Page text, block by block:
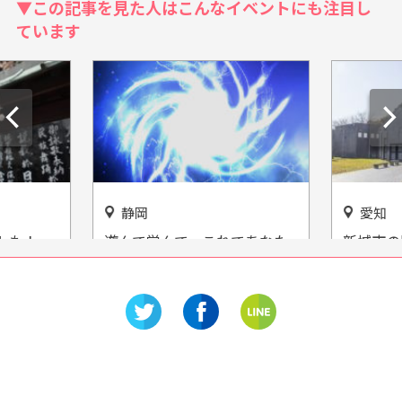
▼この記事を見た人はこんなイベントにも注目し
ています
！
演劇・
静岡
遊んで学んで、これであなた
もエネルギー博士だ！「浜岡
愛知
新城市
市設楽